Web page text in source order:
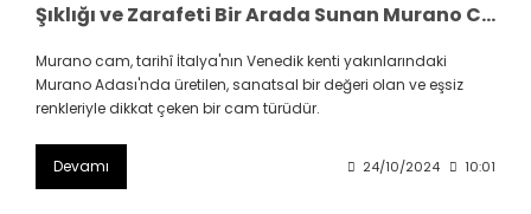
Şıklığı ve Zarafeti Bir Arada Sunan Murano Cam Kolye Modelleri Hangileri
Murano cam, tarihî İtalya'nın Venedik kenti yakınlarındaki
Murano Adası'nda üretilen, sanatsal bir değeri olan ve eşsiz
renkleriyle dikkat çeken bir cam türüdür.
Devamı 24/10/2024 10:01